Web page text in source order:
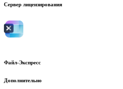
Сервер лицензирования
Файл-Экспресс
Дополнительно